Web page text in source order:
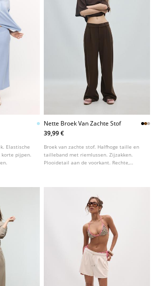
Elastische
korte pijpen.
Nette Broek Van Zachte Stof
39,99 €
Broek van zachte stof. Halfhoge taille en
tailleband met riemlussen. Zijzakken.
Plooidetail aan de voorkant. Rechte,